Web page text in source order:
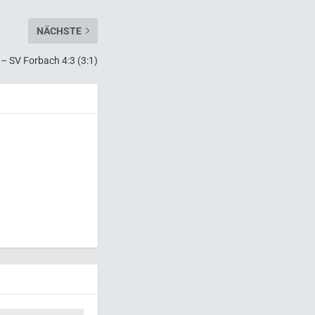
NÄCHSTE
SV Forbach 4:3 (3:1)